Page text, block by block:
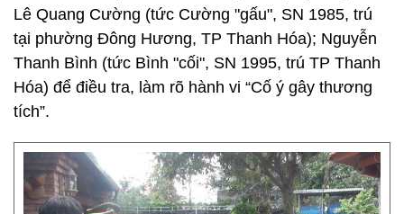
Lê Quang Cường (tức Cường "gấu", SN 1985, trú
tại phường Đông Hương, TP Thanh Hóa); Nguyễn
Thanh Bình (tức Bình "cối", SN 1995, trú TP Thanh
Hóa) để điều tra, làm rõ hành vi “Cố ý gây thương
tích”.